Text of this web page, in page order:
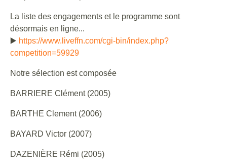
La liste des engagements et le programme sont
désormais en ligne...
▶️ https://www.liveffn.com/cgi-bin/index.php?
competition=59929
Notre sélection est composée
BARRIERE Clément (2005)
BARTHE Clement (2006)
BAYARD Victor (2007)
DAZENIÈRE Rémi (2005)